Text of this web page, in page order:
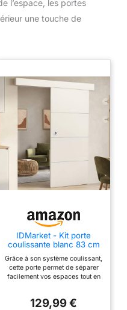
l’espace, les portes
une touche de
IDMarket - Kit porte
coulissante blanc 83 cm
Grâce à son système coulissant,
cette porte permet de séparer
facilement vos espaces tout en
chaque mètre compte Son style
129,99 €